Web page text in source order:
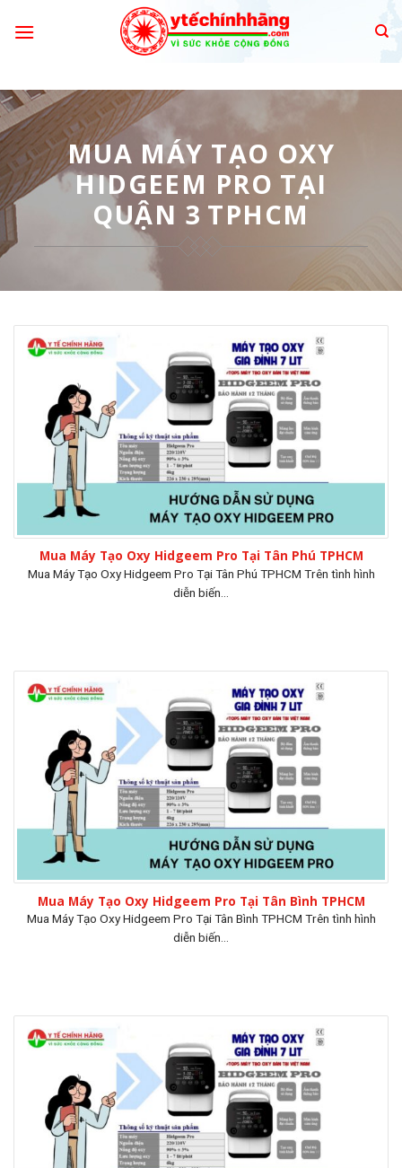
MUA MÁY TẠO OXY
HIDGEEM PRO TẠI
QUẬN 3 TPHCM
Mua Máy Tạo Oxy Hidgeem Pro Tại Tân Phú TPHCM
Mua Máy Tạo Oxy Hidgeem Pro Tại Tân Phú TPHCM Trên tình hình
diễn biến...
Mua Máy Tạo Oxy Hidgeem Pro Tại Tân Bình TPHCM
Mua Máy Tạo Oxy Hidgeem Pro Tại Tân Bình TPHCM Trên tình hình
diễn biến...